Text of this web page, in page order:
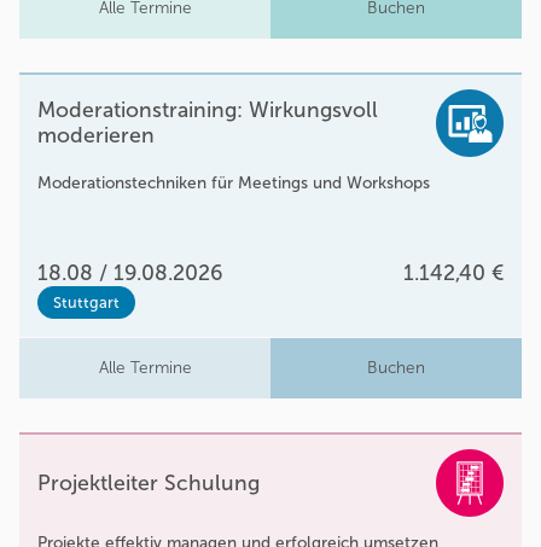
Alle Termine Buchen
Moderationstraining: Wirkungsvoll
moderieren
Moderationstechniken für Meetings und Workshops
18.08 / 19.08.2026 1.142,40 €
Stuttgart
Alle Termine Buchen
Projektleiter Schulung
Projekte effektiv managen und erfolgreich umsetzen